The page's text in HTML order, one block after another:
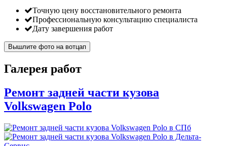
Точную цену восстановительного ремонта
Профессиональную консультацию специалиста
Дату завершения работ
Вышлите фото на вотцап
Галерея работ
Ремонт задней части кузова
Volkswagen Polo